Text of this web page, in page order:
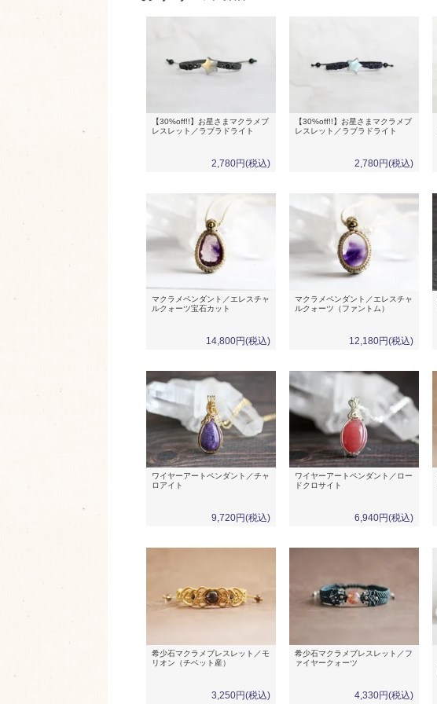
【30%off!!】お星さまマクラメブ
レスレット／ラブラドライト
2,780円(税込)
【30%off!!】お星さまマクラメブ
レスレット／ラブラドライト
2,780円(税込)
マクラメペンダント／エレスチャ
ルクォーツ宝石カット
14,800円(税込)
マクラメペンダント／エレスチャ
ルクォーツ（ファントム）
12,180円(税込)
ワイヤーアートペンダント／チャ
ロアイト
9,720円(税込)
ワイヤーアートペンダント／ロー
ドクロサイト
6,940円(税込)
希少石マクラメブレスレット／モ
リオン（チベット産）
3,250円(税込)
希少石マクラメブレスレット／フ
ァイヤークォーツ
4,330円(税込)